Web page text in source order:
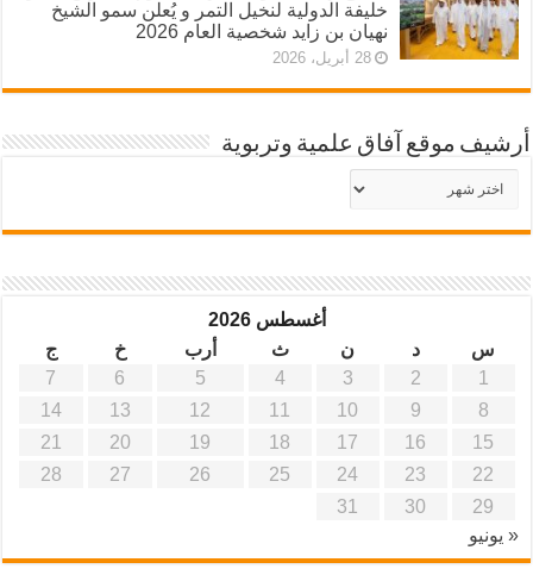
خليفة الدولية لنخيل التمر و يُعلن سمو الشيخ
نهيان بن زايد شخصية العام 2026
28 أبريل، 2026
أرشيف موقع آفاق علمية وتربوية
أرشيف
موقع
أغسطس 2026
س
د ن ث أرب خ
ج
1
2
3
4
5
6
7
8
9
10
11
12
13
14
15
16
17
18
19
20
21
22
23
24
25
26
27
28
29
30
31
« يونيو